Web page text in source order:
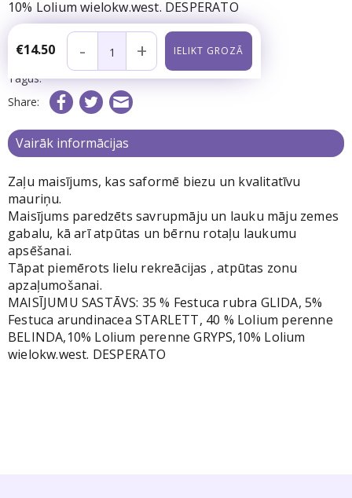
10% Lolium wielokw.west. DESPERATO
€14.50 - +
gb.
Preces kods:
Tagus:
Share:
Vairāk informācijas
Zaļu maisījums, kas saformē biezu un kvalitatīvu
mauriņu.
Maisījums paredzēts savrupmāju un lauku māju zemes
gabalu, kā arī atpūtas un bērnu rotaļu laukumu
apsēšanai.
Tāpat piemērots lielu rekreācijas , atpūtas zonu
apzaļumošanai.
MAISĪJUMU SASTĀVS: 35 % Festuca rubra GLIDA, 5%
Festuca arundinacea STARLETT, 40 % Lolium perenne
BELINDA,10% Lolium perenne GRYPS,10% Lolium
wielokw.west. DESPERATO